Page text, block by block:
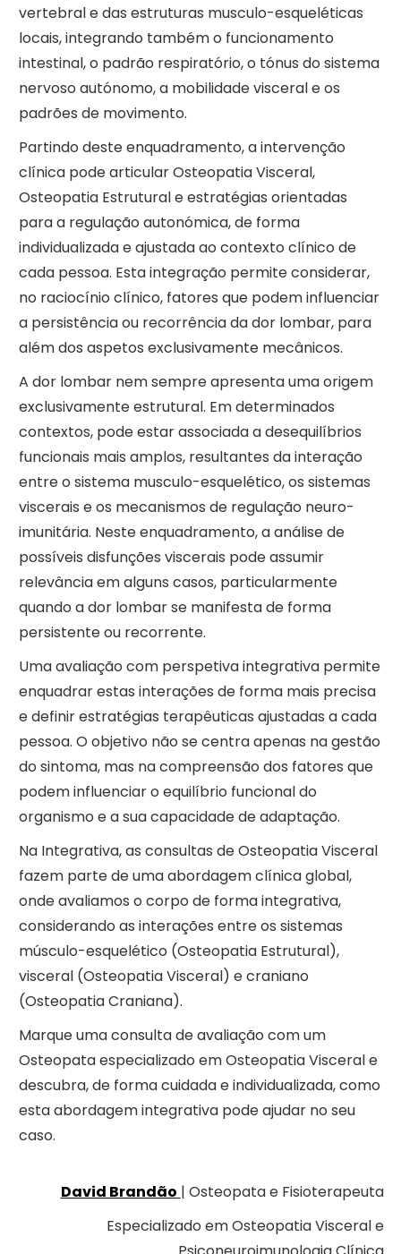
vertebral e das estruturas musculo-esqueléticas
locais, integrando também o funcionamento
intestinal, o padrão respiratório, o tónus do sistema
nervoso autónomo, a mobilidade visceral e os
padrões de movimento.
Partindo deste enquadramento, a intervenção
clínica pode articular Osteopatia Visceral,
Osteopatia Estrutural e estratégias orientadas
para a regulação autonómica, de forma
individualizada e ajustada ao contexto clínico de
cada pessoa. Esta integração permite considerar,
no raciocínio clínico, fatores que podem influenciar
a persistência ou recorrência da dor lombar, para
além dos aspetos exclusivamente mecânicos.
A dor lombar nem sempre apresenta uma origem
exclusivamente estrutural. Em determinados
contextos, pode estar associada a desequilíbrios
funcionais mais amplos, resultantes da interação
entre o sistema musculo-esquelético, os sistemas
viscerais e os mecanismos de regulação neuro-
imunitária. Neste enquadramento, a análise de
possíveis disfunções viscerais pode assumir
relevância em alguns casos, particularmente
quando a dor lombar se manifesta de forma
persistente ou recorrente.
Uma avaliação com perspetiva integrativa permite
enquadrar estas interações de forma mais precisa
e definir estratégias terapêuticas ajustadas a cada
pessoa. O objetivo não se centra apenas na gestão
do sintoma, mas na compreensão dos fatores que
podem influenciar o equilíbrio funcional do
organismo e a sua capacidade de adaptação.
Na Integrativa, as consultas de Osteopatia Visceral
fazem parte de uma abordagem clínica global,
onde avaliamos o corpo de forma integrativa,
considerando as interações entre os sistemas
músculo-esquelético (Osteopatia Estrutural),
visceral (Osteopatia Visceral) e craniano
(Osteopatia Craniana).
Marque uma consulta de avaliação com um
Osteopata especializado em Osteopatia Visceral e
descubra, de forma cuidada e individualizada, como
esta abordagem integrativa pode ajudar no seu
caso.
David Brandão | Osteopata e Fisioterapeuta
Especializado em Osteopatia Visceral e